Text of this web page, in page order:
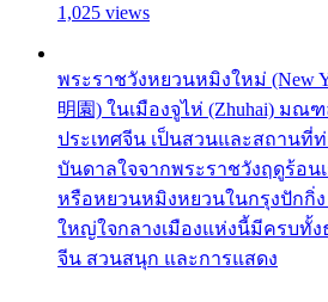
1,025 views
พระราชวังหยวนหมิงใหม่ (New
明園) ในเมืองจูไห่ (Zhuhai) มณฑ
ประเทศจีน เป็นสวนและสถานที่ท่
บันดาลใจจากพระราชวังฤดูร้อนเก่
หรือหยวนหมิงหยวนในกรุงปักกิ่
ใหญ่ใจกลางเมืองแห่งนี้มีครบทั้
จีน สวนสนุก และการแสดง